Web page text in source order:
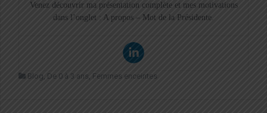
Venez découvrir ma présentation complète et mes motivations
dans l’onglet : A propos – Mot de la Présidente.
Blog , De 0 à 3 ans, Femmes enceintes